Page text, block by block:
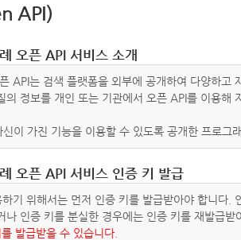
API)
오픈 API 서비스 소개
API는 검색 플랫폼을 외부에 공개하여 다양하
의 정보를 개인 또는 기관에서 오픈 API를 이용해
이 가진 기능을 이용할 수 있도록 공개한 프로그
오픈 API 서비스 인증 키 발급
기 위해서는 먼저 인증 키를 발급받아야 합니다
나 인증 키를 분실한 경우에는 인증 키를 재발급받
발급받을 수 있습니다.